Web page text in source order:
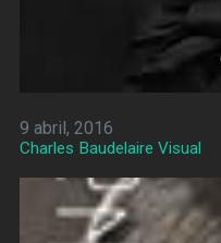
9 abril, 2016
Charles Baudelaire Visual